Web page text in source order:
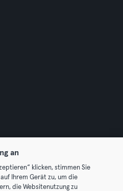
an
klicken, stimmen Sie
Ihrem Gerät zu, um die
die Websitenutzung zu